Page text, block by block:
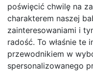
poświęcić chwilę na
charakterem naszej
zainteresowaniami i
radość. To właśnie te
przewodnikiem w
spersonalizowanego